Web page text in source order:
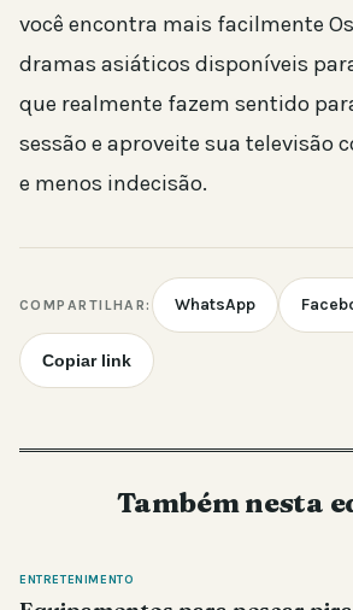
você encontra mais facilmente
dramas asiáticos disponíveis
que realmente fazem sentido
sessão e aproveite sua televisão
e menos indecisão.
COMPARTILHAR: WhatsApp
Copiar link
Também nesta
ENTRETENIMENTO